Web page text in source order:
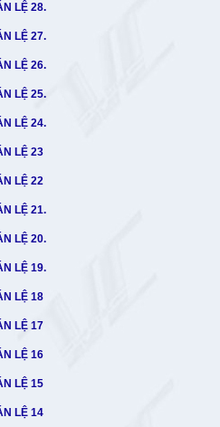
LỆ 28.
LỆ 27.
LỆ 26.
LỆ 25.
LỆ 24.
LỆ 23
LỆ 22
LỆ 21.
LỆ 20.
LỆ 19.
LỆ 18
LỆ 17
LỆ 16
LỆ 15
LỆ 14